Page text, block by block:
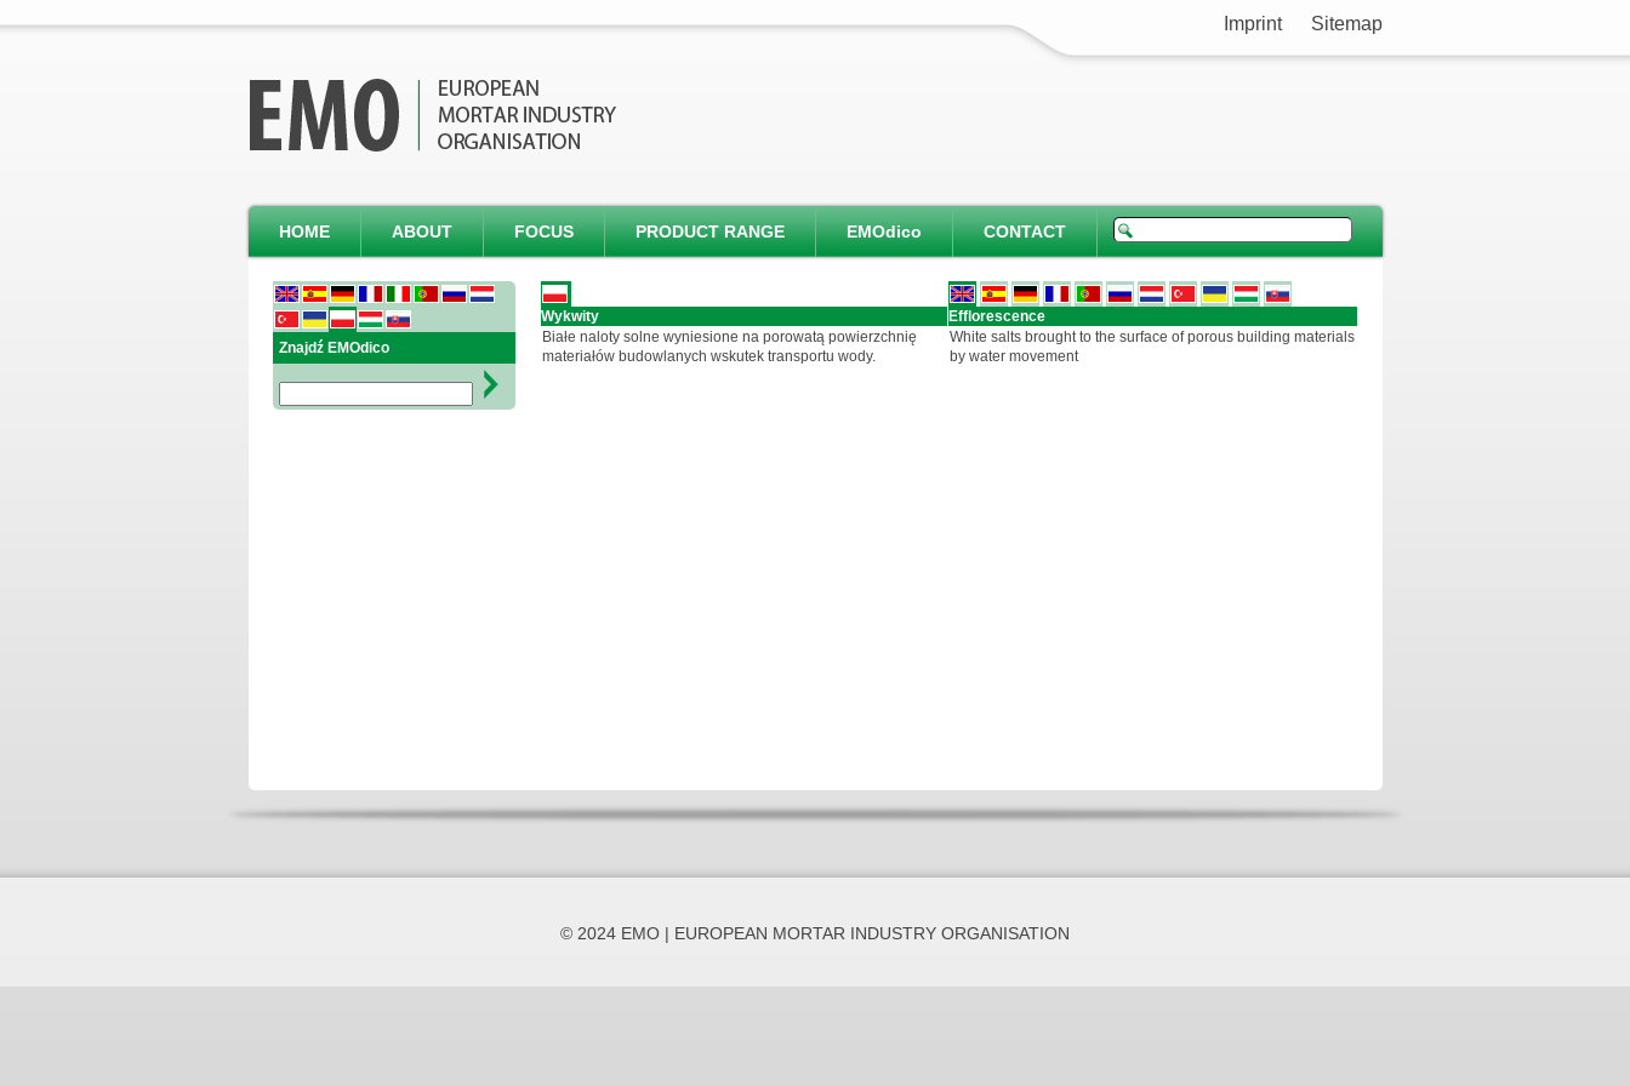
Imprint Sitemap
HOME ABOUT FOCUS PRODUCT RANGE EMOdico CONTACT
Znajdź EMOdico
Wykwity
Efflorescence
Białe naloty solne wyniesione na porowatą powierzchnię
materiałów budowlanych wskutek transportu wody.
White salts brought to the surface of porous building materials
by water movement
© 2024 EMO | EUROPEAN MORTAR INDUSTRY ORGANISATION